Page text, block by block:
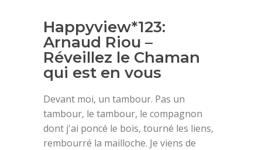
Happyview*123:
Arnaud Riou –
Réveillez le Chaman
qui est en vous
Devant moi, un tambour. Pas un
tambour, le tambour, le compagnon
dont j'ai poncé le bois, tourné les liens,
rembourré la mailloche. Je viens de